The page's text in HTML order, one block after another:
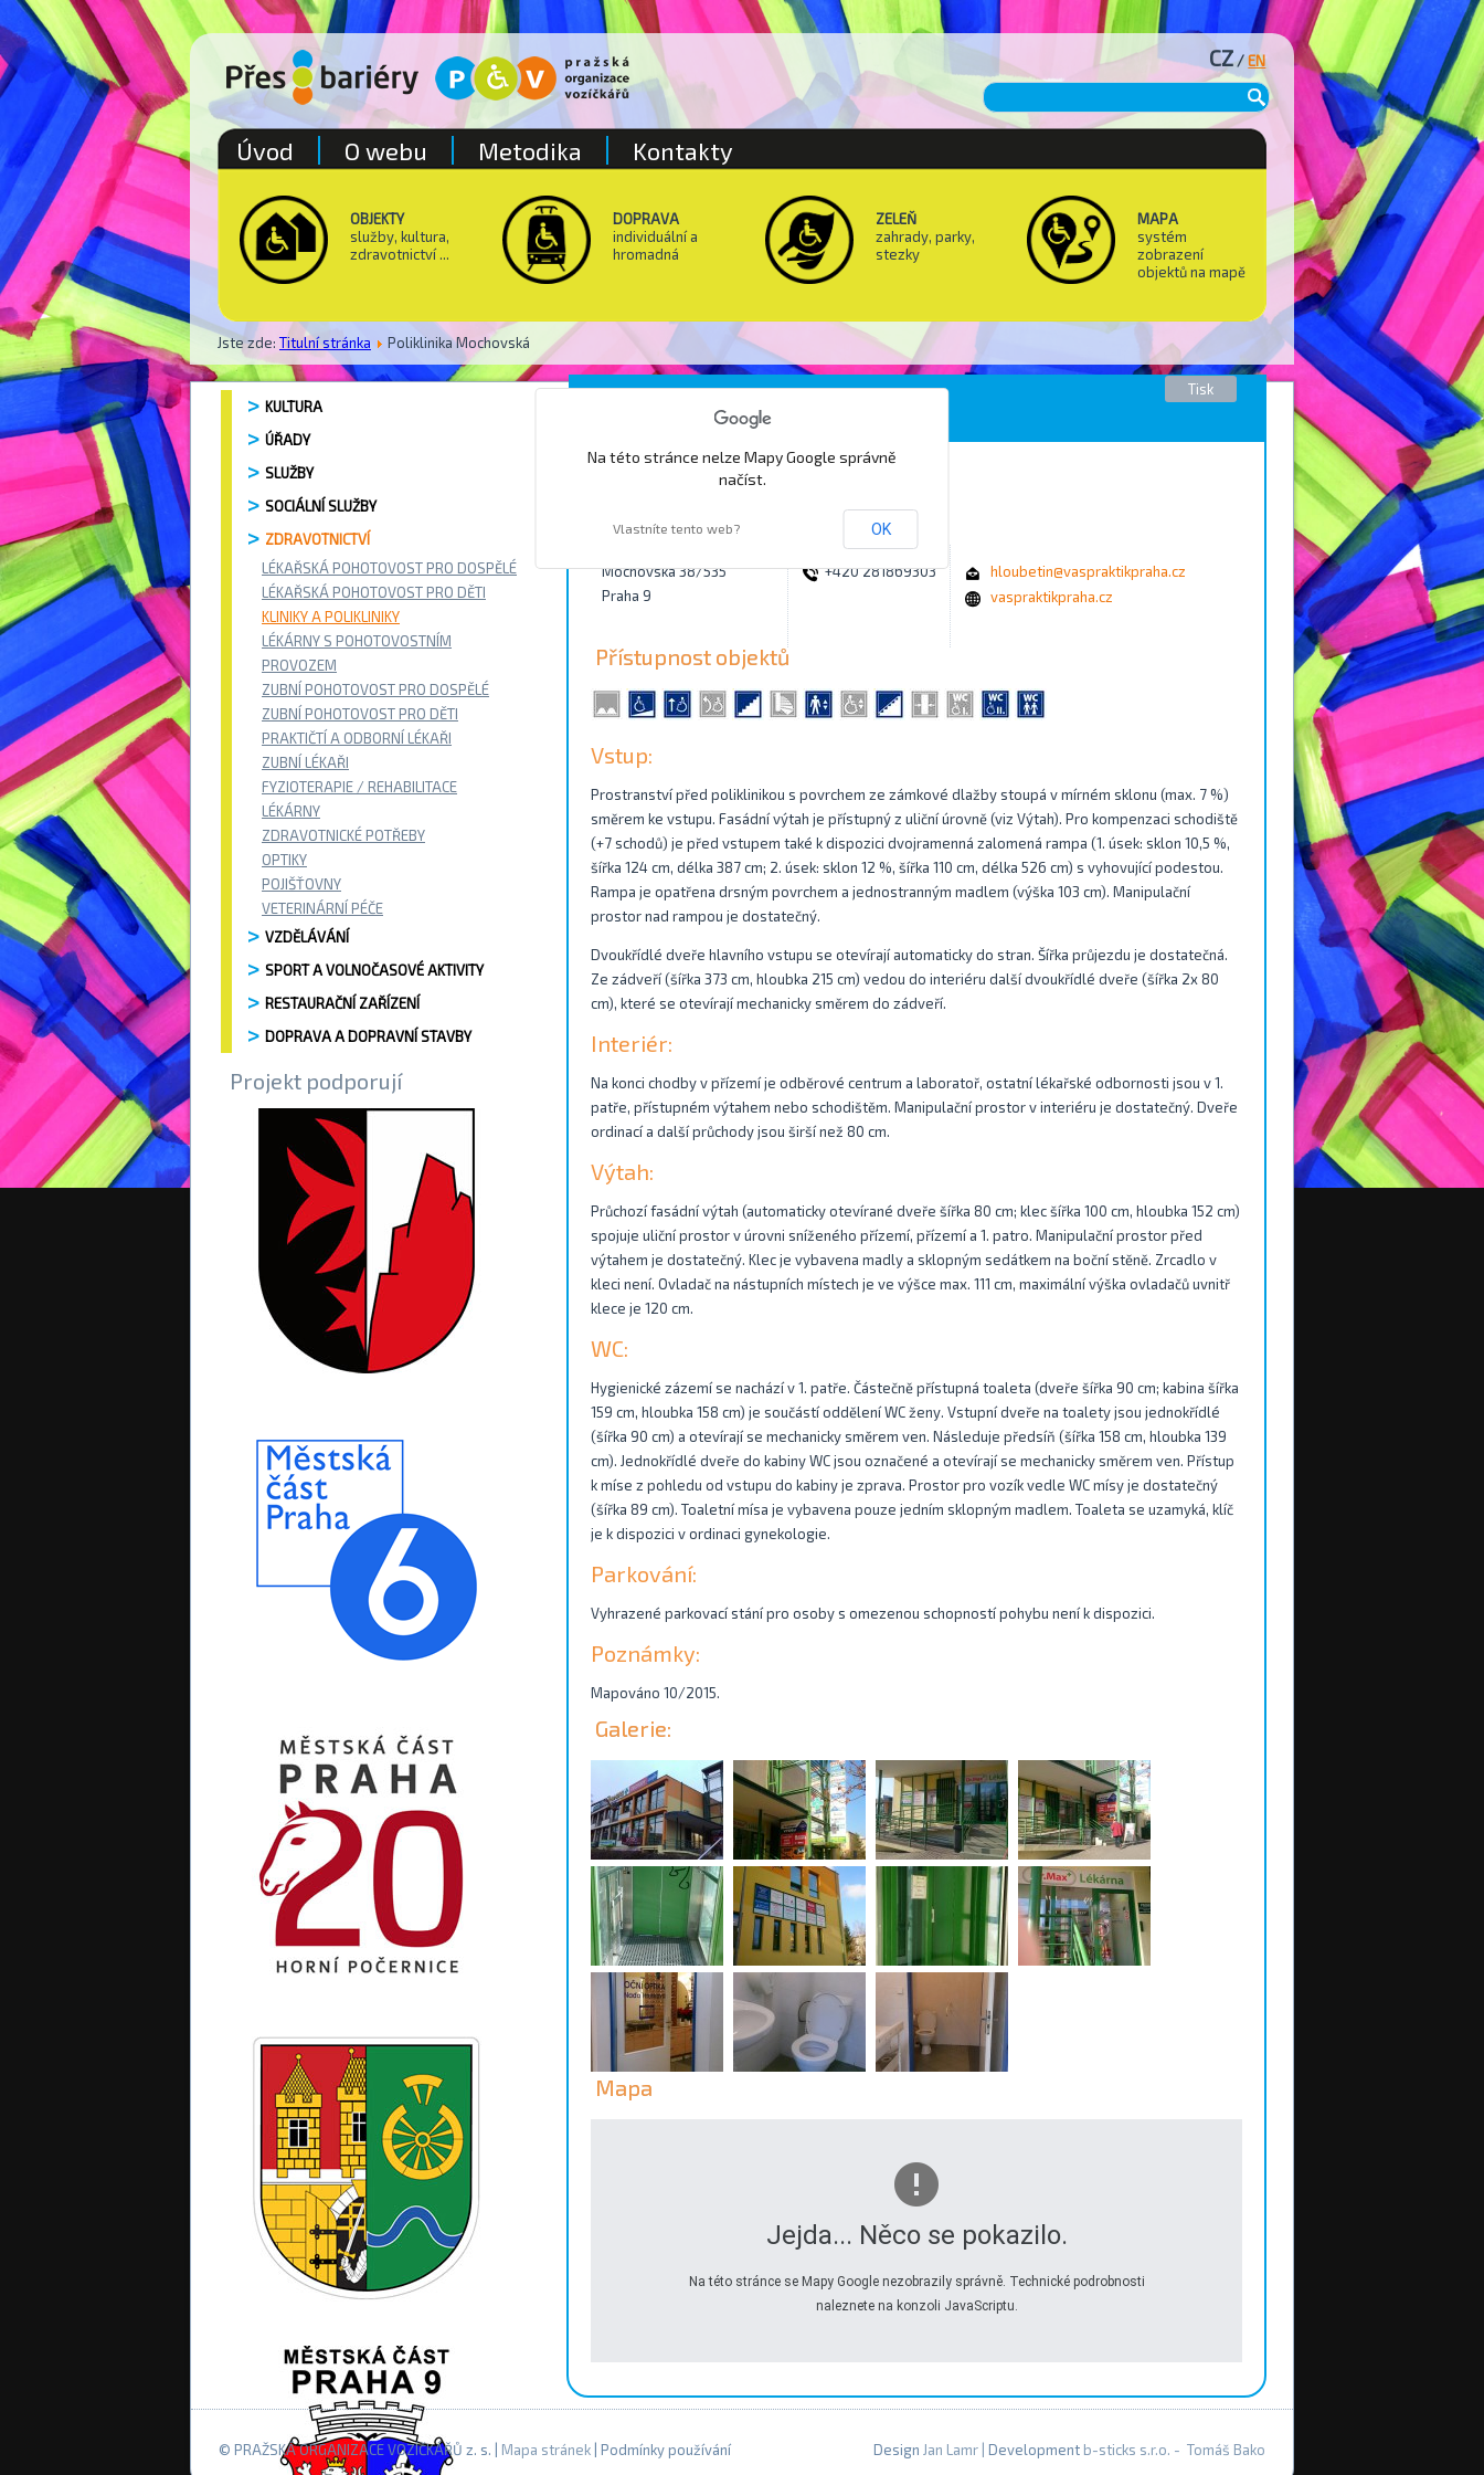
OBJEKTY
služby, kultura,
zdravotnictví ...
DOPRAVA
individuální a
hromadná
ZELEŇ
zahrady, parky,
stezky
MAPA
systém
zobrazení
objektů na mapě
CZ/EN
Jste zde: Titulní stránka Poliklinika Mochovská
Úvod O webu Metodika Kontakty
KULTURA
ÚŘADY
SLUŽBY
SOCIÁLNÍ SLUŽBY
ZDRAVOTNICTVÍ
LÉKAŘSKÁ POHOTOVOST PRO DOSPĚLÉ
LÉKAŘSKÁ POHOTOVOST PRO DĚTI
KLINIKY A POLIKLINIKY
LÉKÁRNY S POHOTOVOSTNÍM
PROVOZEM
ZUBNÍ POHOTOVOST PRO DOSPĚLÉ
ZUBNÍ POHOTOVOST PRO DĚTI
PRAKTIČTÍ A ODBORNÍ LÉKAŘI
ZUBNÍ LÉKAŘI
FYZIOTERAPIE / REHABILITACE
LÉKÁRNY
ZDRAVOTNICKÉ POTŘEBY
OPTIKY
POJIŠŤOVNY
VETERINÁRNÍ PÉČE
VZDĚLÁVÁNÍ
SPORT A VOLNOČASOVÉ AKTIVITY
RESTAURAČNÍ ZAŘÍZENÍ
DOPRAVA A DOPRAVNÍ STAVBY
Projekt podporují
Tisk
Poliklinika Mochovská
Mochovská 38/535
Praha 9
+420 281869303
hloubetin@vaspraktikpraha.cz
vaspraktikpraha.cz
Přístupnost objektů
Vstup:
Prostranství před poliklinikou s povrchem ze zámkové dlažby stoupá v mírném sklonu (max. 7 %)
směrem ke vstupu. Fasádní výtah je přístupný z uliční úrovně (viz Výtah). Pro kompenzaci schodiště
(+7 schodů) je před vstupem také k dispozici dvojramenná zalomená rampa (1. úsek: sklon 10,5 %,
šířka 124 cm, délka 387 cm; 2. úsek: sklon 12 %, šířka 110 cm, délka 526 cm) s vyhovující podestou.
Rampa je opatřena drsným povrchem a jednostranným madlem (výška 103 cm). Manipulační
prostor nad rampou je dostatečný.
Dvoukřídlé dveře hlavního vstupu se otevírají automaticky do stran. Šířka průjezdu je dostatečná.
Ze zádveří (šířka 373 cm, hloubka 215 cm) vedou do interiéru další dvoukřídlé dveře (šířka 2x 80
cm), které se otevírají mechanicky směrem do zádveří.
Interiér:
Na konci chodby v přízemí je odběrové centrum a laboratoř, ostatní lékařské odbornosti jsou v 1.
patře, přístupném výtahem nebo schodištěm. Manipulační prostor v interiéru je dostatečný. Dveře
ordinací a další průchody jsou širší než 80 cm.
Výtah:
Průchozí fasádní výtah (automaticky otevírané dveře šířka 80 cm; klec šířka 100 cm, hloubka 152 cm)
spojuje uliční prostor v úrovni sníženého přízemí, přízemí a 1. patro. Manipulační prostor před
výtahem je dostatečný. Klec je vybavena madly a sklopným sedátkem na boční stěně. Zrcadlo v
kleci není. Ovladač na nástupních místech je ve výšce max. 111 cm, maximální výška ovladačů uvnitř
klece je 120 cm.
WC:
Hygienické zázemí se nachází v 1. patře. Částečně přístupná toaleta (dveře šířka 90 cm; kabina šířka
159 cm, hloubka 158 cm) je součástí oddělení WC ženy. Vstupní dveře na toalety jsou jednokřídlé
(šířka 90 cm) a otevírají se mechanicky směrem ven. Následuje předsíň (šířka 158 cm, hloubka 139
cm). Jednokřídlé dveře do kabiny WC jsou označené a otevírají se mechanicky směrem ven. Přístup
k míse z pohledu od vstupu do kabiny je zprava. Prostor pro vozík vedle WC mísy je dostatečný
(šířka 89 cm). Toaletní mísa je vybavena pouze jedním sklopným madlem. Toaleta se uzamyká, klíč
je k dispozici v ordinaci gynekologie.
Parkování:
Vyhrazené parkovací stání pro osoby s omezenou schopností pohybu není k dispozici.
Poznámky:
Mapováno 10/2015.
Galerie:
Mapa
Jejda... Něco se pokazilo.
Na této stránce se Mapy Google nezobrazily správně. Technické podrobnosti
naleznete na konzoli JavaScriptu.
Na této stránce nelze Mapy Google správně
načíst.
Vlastníte tento web? OK
© PRAŽSKÁ ORGANIZACE VOZÍČKÁŘŮ z. s. | Mapa stránek | Podmínky používání Design Jan Lamr Development b-sticks s.r.o. - Tomáš Bako